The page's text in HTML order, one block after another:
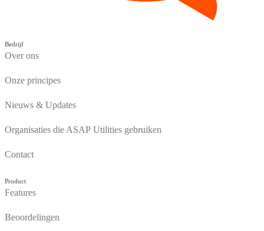
Bedrijf
Over ons
Onze principes
Nieuws & Updates
Organisaties die ASAP Utilities gebruiken
Contact
Product
Features
Beoordelingen